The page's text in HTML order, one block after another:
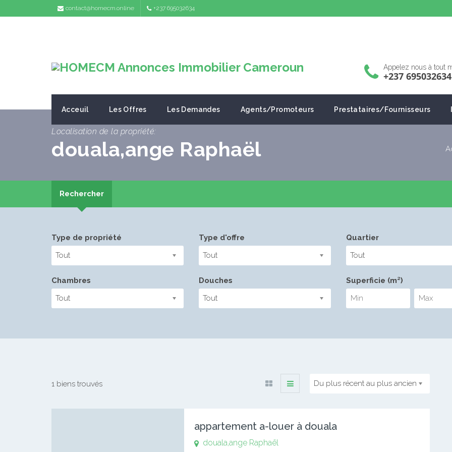
contact@homecm.online +237 695032634
Appelez nous à tout
+237 695032634
Acceuil Les Offres Les Demandes Agents/Promoteurs Prestataires/Fournisseurs
Localisation de la propriété:
douala,ange Raphaël
Rechercher
Type de propriété
Tout
Type d'offre
Tout
Quartier
Tout
Chambres
Tout
Douches
Tout
Superficie (m²)
1 biens trouvés Du plus récent au plus ancien
appartement a-louer à douala
douala,ange Raphaël